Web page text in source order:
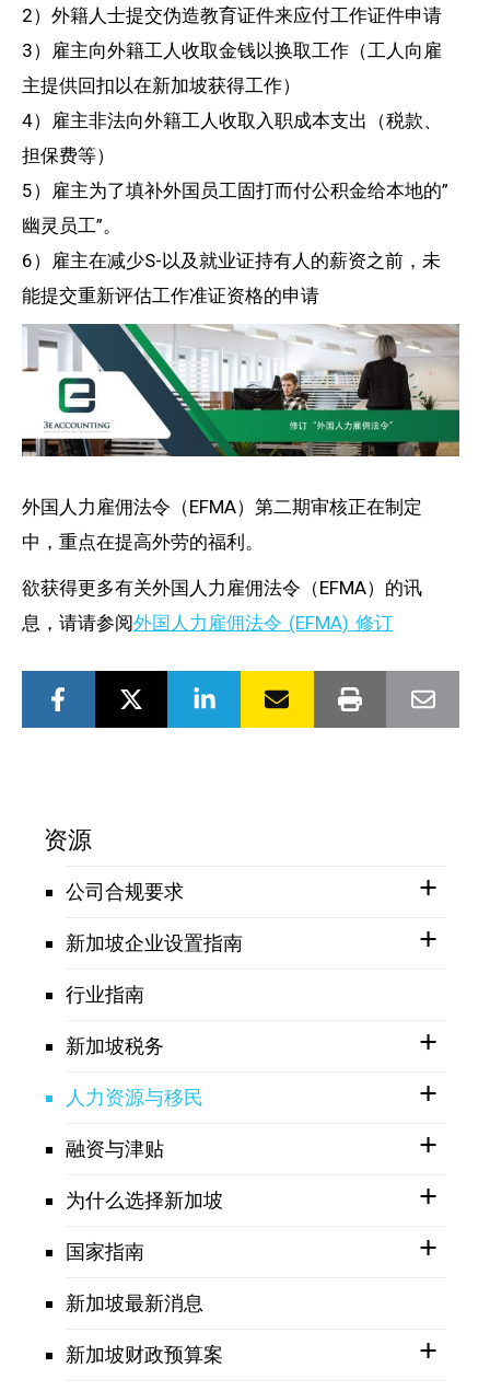
2）外籍人士提交伪造教育证件来应付工作证件申请
3）雇主向外籍工人收取金钱以换取工作（工人向雇
主提供回扣以在新加坡获得工作）
4）雇主非法向外籍工人收取入职成本支出（税款、
担保费等）
5）雇主为了填补外国员工固打而付公积金给本地的”
幽灵员工”。
6）雇主在减少S-以及就业证持有人的薪资之前，未
能提交重新评估工作准证资格的申请
外国人力雇佣法令（EFMA）第二期审核正在制定
中，重点在提高外劳的福利。
欲获得更多有关外国人力雇佣法令（EFMA）的讯
息，请请参阅外国人力雇佣法令 (EFMA) 修订
资源
公司合规要求
新加坡企业设置指南
行业指南
新加坡税务
人力资源与移民
融资与津贴
为什么选择新加坡
国家指南
新加坡最新消息
新加坡财政预算案